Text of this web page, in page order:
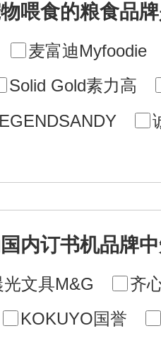
喂食的粮食品
麦富迪Myfoodie
Solid Gold素力高
内订书机品牌
光文具M&G
齐
KOKUYO国誉